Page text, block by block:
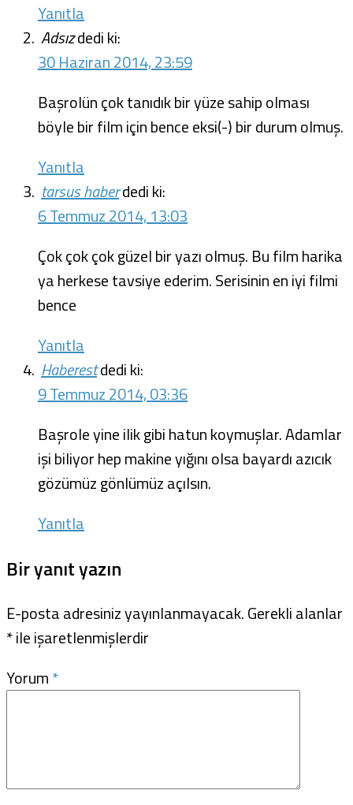
Yanıtla
Adsızdedi ki:
30 Haziran 2014, 23:59
Başrolün çok tanıdık bir yüze sahip olması
böyle bir film için bence eksi(-) bir durum olmuş.
Yanıtla
tarsus haberdedi ki:
6 Temmuz 2014, 13:03
Çok çok çok güzel bir yazı olmuş. Bu film harika
ya herkese tavsiye ederim. Serisinin en iyi filmi
bence
Yanıtla
Haberestdedi ki:
9 Temmuz 2014, 03:36
Başrole yine ilik gibi hatun koymuşlar. Adamlar
işi biliyor hep makine yığını olsa bayardı azıcık
gözümüz gönlümüz açılsın.
Yanıtla
Bir yanıt yazın
E-posta adresiniz yayınlanmayacak.Gerekli alanlar
*ile işaretlenmişlerdir
Yorum*